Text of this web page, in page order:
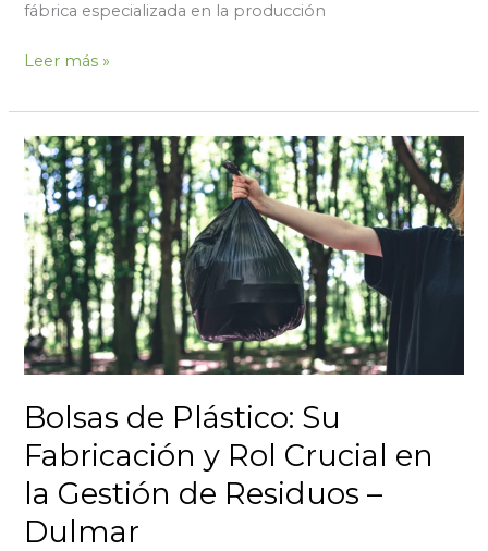
fábrica especializada en la producción
Leer más »
Bolsas de Plástico: Su
Fabricación y Rol Crucial en
la Gestión de Residuos –
Dulmar
Bolsas
de
Plástico:
Su
Fabricación
y
Rol
Crucial
en
Gestión
Residuos
–